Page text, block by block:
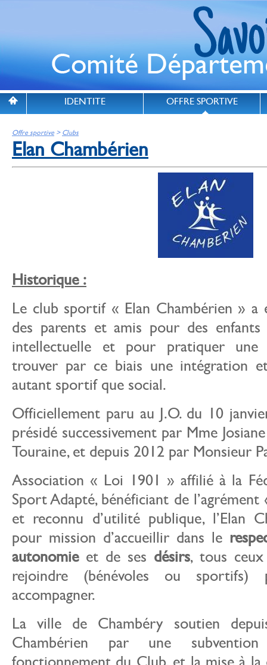
IDENTITE OFFRE SPORTIVE
Offre sportive > Clubs
Elan Chambérien
Historique :
Le club sportif « Elan Chambérien » a
des parents et amis pour des enfants
intellectuelle et pour pratiquer
trouver par ce biais une intégration
autant sportif que social.
Officiellement paru au J.O. du 10
présidé successivement par Mme
Touraine, et depuis 2012 par Monsieur
Association « Loi 1901 » affilié à la
Sport Adapté, bénéficiant de
et reconnu d’utilité publique, l’Elan
pour mission d’accueillir dans le
autonomieet de ses désirs, tous
rejoindre (bénévoles ou
accompagner.
La ville de Chambéry soutien
Chambérien par une